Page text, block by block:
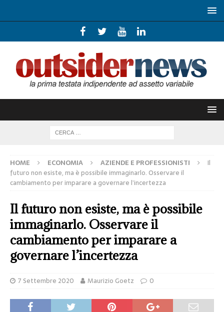
HOME ECONOMIA AZIENDE E PROFESSIONISTI
Il
futuro non esiste, ma è possibile immaginarlo. Osservare il
cambiamento per imparare a governare l’incertezza
Il futuro non esiste, ma è possibile
immaginarlo. Osservare il
cambiamento per imparare a
governare l’incertezza
7 Settembre 2020 Maurizio Goetz 0